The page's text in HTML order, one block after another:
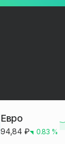
Евро
94,84 ₽ 0.83 %